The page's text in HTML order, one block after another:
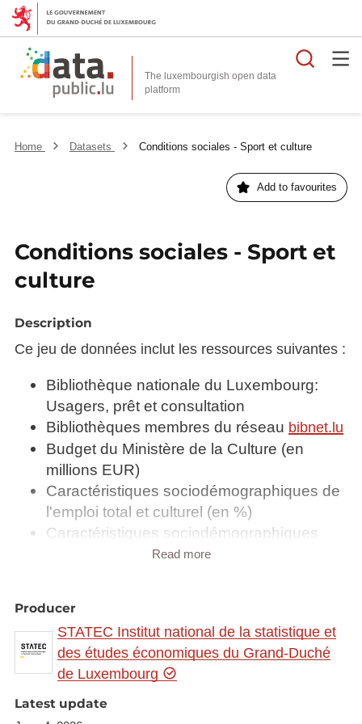
The luxembourgish open data
platform
Home Datasets Conditions sociales - Sport et culture
Add to favourites
Conditions sociales - Sport et
culture
Description
Ce jeu de données inclut les ressources suivantes :
Bibliothèque nationale du Luxembourg:
Usagers, prêt et consultation
Bibliothèques membres du réseau bibnet.lu
Budget du Ministère de la Culture (en
millions EUR)
Caractéristiques sociodémographiques de
l'emploi total et culturel (en %)
Caractéristiques sociodémographiques
des activités culturelles et des professions
le sport (en 1 000 EUR)
Emplois dans les institutions culturelles
Examens médico-sportifs
Fonds de la Bibliothèque nationale du
Luxembourg 2012 - 2019
Read more
Producer
STATEC Institut national de la statistique et
des études économiques du Grand-Duché
de Luxembourg
Latest update